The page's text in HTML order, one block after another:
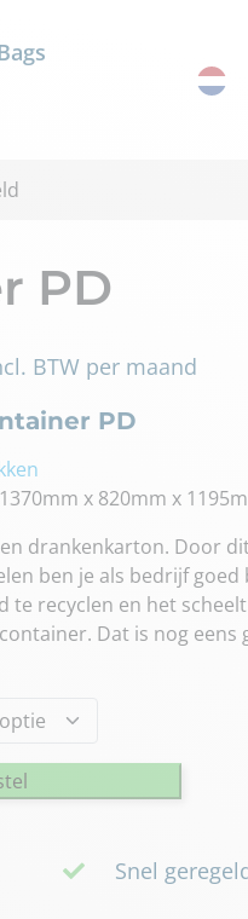
PD
BTW per maand
PD
x 820mm x
drankenkarton. Door
ben je als bedrijf goed
te recyclen en het
Dat is nog eens
Snel